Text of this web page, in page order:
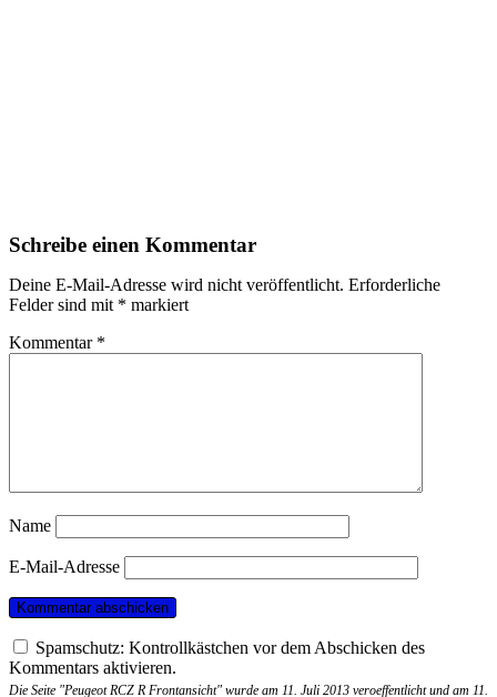
Schreibe einen Kommentar
Deine E-Mail-Adresse wird nicht veröffentlicht. Erforderliche
Felder sind mit * markiert
Kommentar *
Name
E-Mail-Adresse
Spamschutz: Kontrollkästchen vor dem Abschicken des
Kommentars aktivieren.
Die Seite "Peugeot RCZ R Frontansicht" wurde am 11. Juli 2013 veroeffentlicht und am 11.